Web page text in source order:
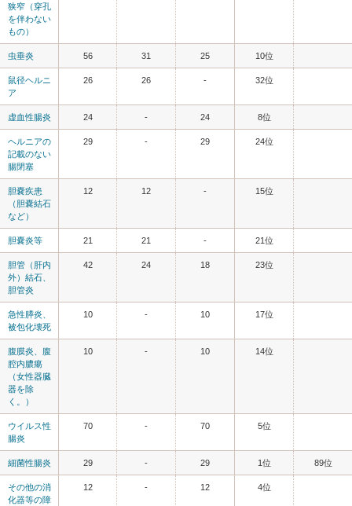
狭窄（穿孔
を伴わない
もの）
虫垂炎 56 31 25 10位
鼠径ヘルニ
ア
26 26 - 32位
虚血性腸炎 24 - 24 8位
ヘルニアの
記載のない
腸閉塞
29 - 29 24位
胆嚢疾患
（胆嚢結石
など）
12 12 - 15位
胆嚢炎等 21 21 - 21位
胆管（肝内
外）結石、
胆管炎
42 24 18 23位
急性膵炎、
被包化壊死
10 - 10 17位
腹膜炎、腹
腔内膿瘍
（女性器臓
器を除
く。）
10 - 10 14位
ウイルス性
腸炎
70 - 70 5位
細菌性腸炎 29 - 29 1位 89位
その他の消
化器等の障
12 - 12 4位